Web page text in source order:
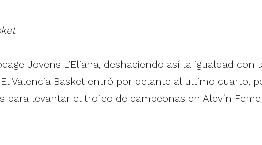
Jovens L’Eliana, deshaciendo así la igualdad con
Valencia Basket entró por delante al último cuarto,
para levantar el trofeo de campeonas en Alevín